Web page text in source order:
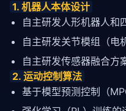
1. 机器人本体设计
自主研发人形机器人和
自主研发关节模组（电
自主研发传感器融合方
2. 运动控制算法
基于模型预测控制（